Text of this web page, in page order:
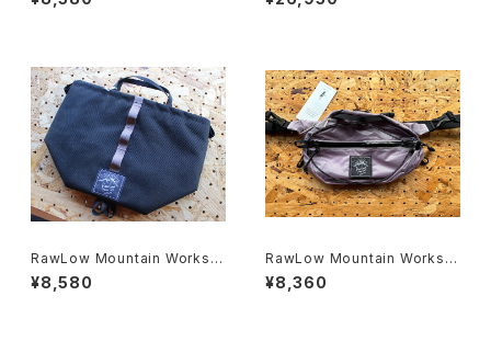
on 【Tabitibi Snake】
RawLow Mountain Works |
TABITIBI
¥8,580
RawLow Mountain Works |
Nuts Pack
¥8,360